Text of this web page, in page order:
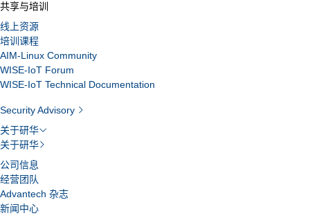
共享与培训
线上资源
培训课程
AIM-Linux Community
WISE-IoT Forum
WISE-IoT Technical Documentation
Security Advisory
关于研华
关于研华
公司信息
经营团队
Advantech 杂志
新闻中心